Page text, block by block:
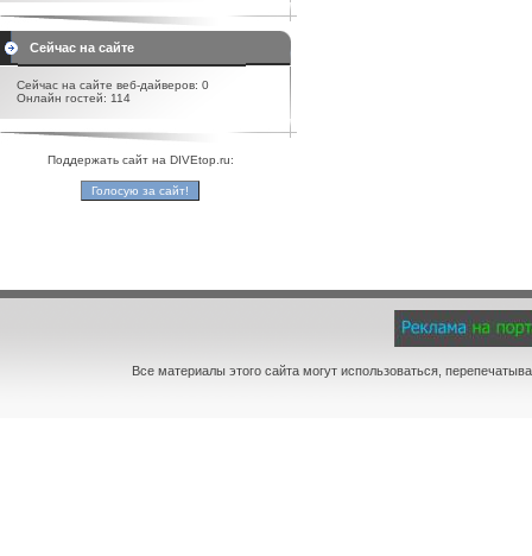
Сейчас на сайте
Сейчас на сайте веб-дайверов: 0
Онлайн гостей: 114
Поддержать сайт на DIVEtop.ru:
Все материалы этого сайта могут использоваться,